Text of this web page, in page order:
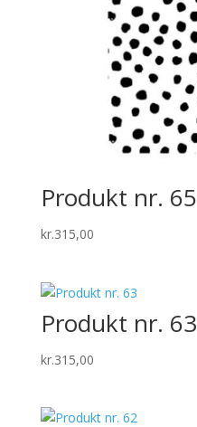
Produkt nr. 65
kr.315,00
Produkt nr. 63
kr.315,00